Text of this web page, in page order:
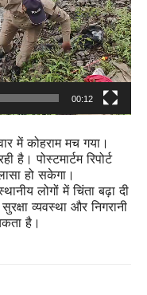
00:12
में कोहराम मच गया।
पोस्टमार्टम रिपोर्ट
हो सकेगा।
लोगों में चिंता बढ़ा दी
व्यवस्था और निगरानी
है।